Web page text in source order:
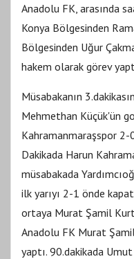
Anadolu FK, arasında
Konya Bölgesinden
Bölgesinden Uğur
hakem olarak görev
Müsabakanın
Mehmethan Küçük'ün
Kahramanmaraşspor 2-
Dakikada Harun
müsabakada
ilk yarıyı 2-1 önde
ortaya Murat Şamil
Anadolu FK Murat
yaptı. 90.dakikada